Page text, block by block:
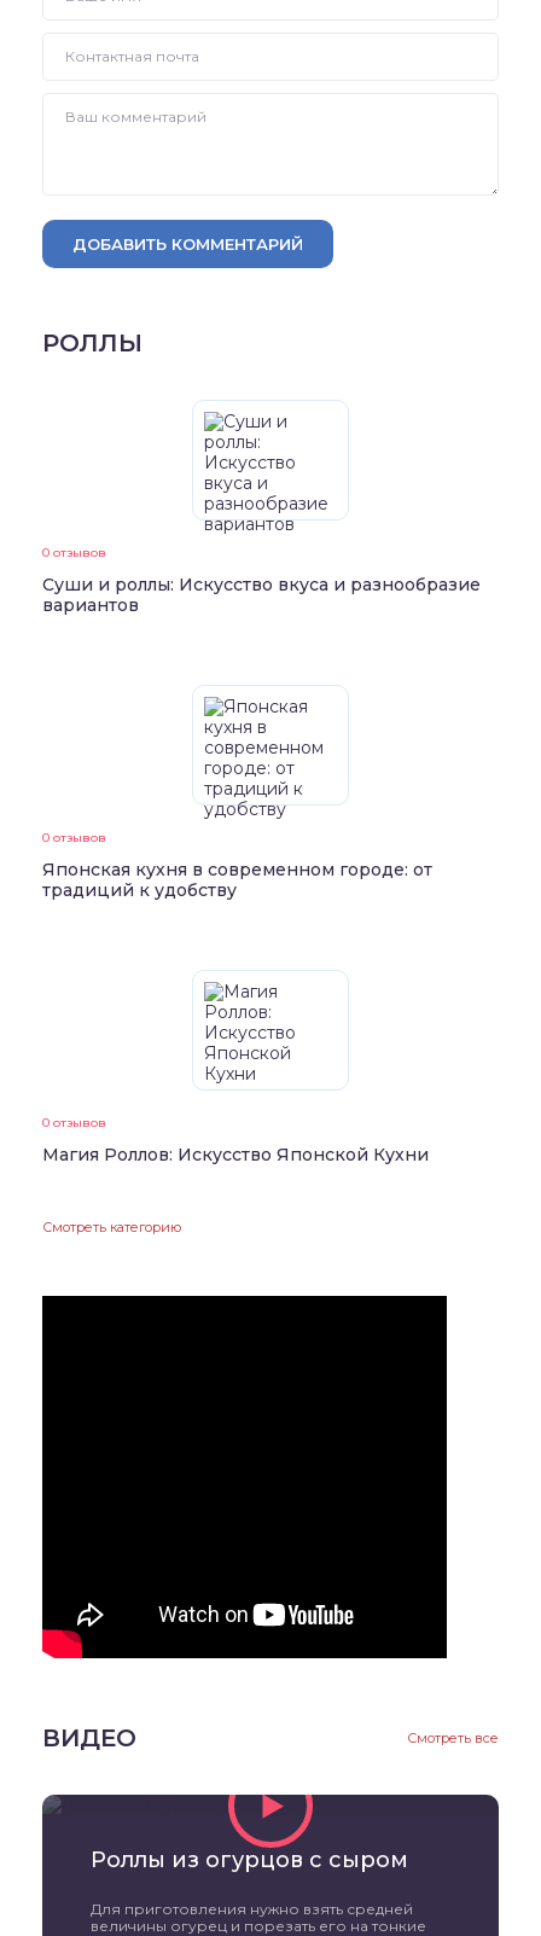
ДОБАВИТЬ КОММЕНТАРИЙ
РОЛЛЫ
0 отзывов
Суши и роллы: Искусство вкуса и разнообразие
вариантов
0 отзывов
Японская кухня в современном городе: от
традиций к удобству
0 отзывов
Магия Роллов: Искусство Японской Кухни
Смотреть категорию
ВИДЕО Смотреть все
Роллы из огурцов с сыром
Для приготовления нужно взять средней
величины огурец и порезать его на тонкие